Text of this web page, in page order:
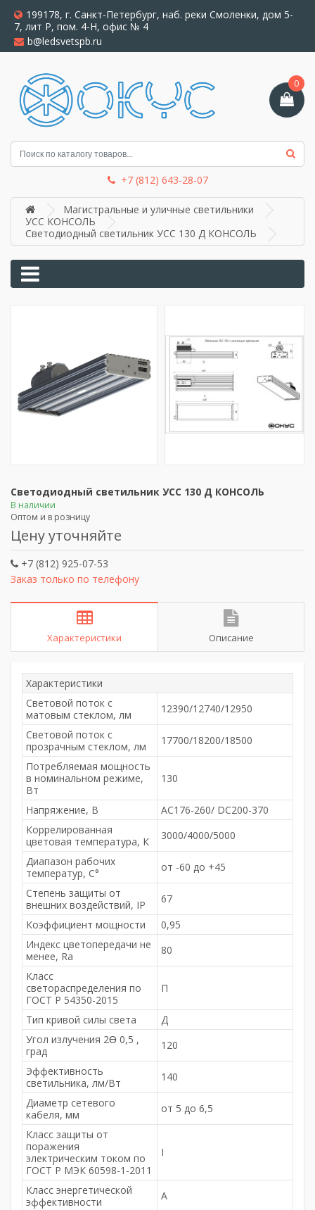
199178, г. Санкт-Петербург, наб. реки Смоленки, дом 5-
7, лит Р, пом. 4-Н, офис № 4
b@ledsvetspb.ru
+7 (812) 643-28-07
0
Магистральные и уличные светильники
УСС КОНСОЛЬ
Светодиодный светильник УСС 130 Д КОНСОЛЬ
Светодиодный светильник УСС 130 Д КОНСОЛЬ
В наличии
Оптом и в розницу
Цену уточняйте
+7 (812) 925-07-53
Заказ только по телефону
Характеристики Описание
Характеристики
Световой поток с
матовым стеклом, лм
12390/12740/12950
Световой поток с
прозрачным стеклом, лм
17700/18200/18500
Потребляемая мощность
в номинальном режиме,
Вт
130
Напряжение, В
AC176-260/ DC200-370
Коррелированная
цветовая температура, К
3000/4000/5000
Диапазон рабочих
температур, С°
от -60 до +45
Степень защиты от
внешних воздействий, IP
67
Коэффициент мощности
0,95
Индекс цветопередачи не
менее, Ra
80
Класс
светораспределения по
ГОСТ Р 54350-2015
П
Тип кривой силы света
Д
Угол излучения 2Ɵ 0,5 ,
град
120
Эффективность
светильника, лм/Вт
140
Диаметр сетевого
кабеля, мм
от 5 до 6,5
Класс защиты от
поражения
электрическим током по
ГОСТ Р МЭК 60598-1-2011
I
Класс энергетической
эффективности
А